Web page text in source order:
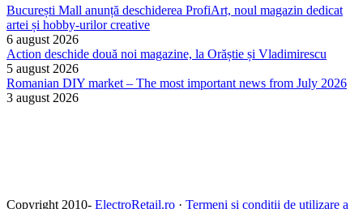
București Mall anunță deschiderea ProfiArt, noul magazin dedicat
artei și hobby-urilor creative
6 august 2026
Action deschide două noi magazine, la Orăștie și Vladimirescu
5 august 2026
Romanian DIY market – The most important news from July 2026
3 august 2026
Copyright 2010- ElectroRetail.ro · Termeni si conditii de utilizare a